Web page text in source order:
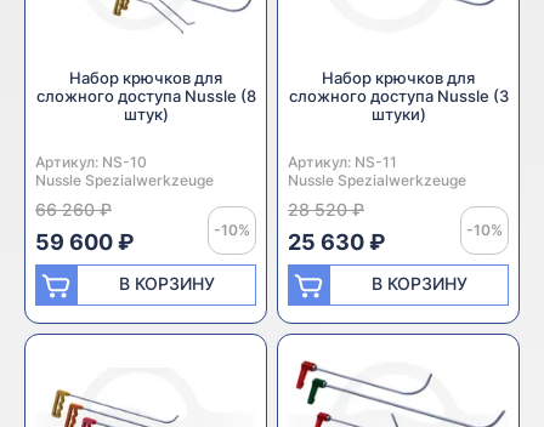
Набор крючков для
сложного доступа Nussle (8
штук)
Артикул: NS-10
Производитель:
Nussle Spezialwerkzeuge
66 260 ₽
-10%
59 600 ₽
В КОРЗИНУ
Набор крючков для
сложного доступа Nussle (3
штуки)
Артикул: NS-11
Производитель:
Nussle Spezialwerkzeuge
28 520 ₽
-10%
25 630 ₽
В КОРЗИНУ